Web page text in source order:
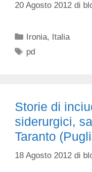
20 Agosto 2012 di
Categorie
Ironia, Italia
Tag
pd
Storie di
siderurgici,
Taranto
18 Agosto 2012 di